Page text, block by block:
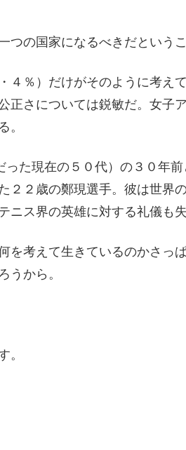
の国家になるべきだという
％）だけがそのように考え
さについては鋭敏だ。女子
。
た現在の５０代）の３０年
２歳の鄭現選手。彼は世界
ス界の英雄に対する礼儀も失
考えて生きているのかさっ
うから。
。